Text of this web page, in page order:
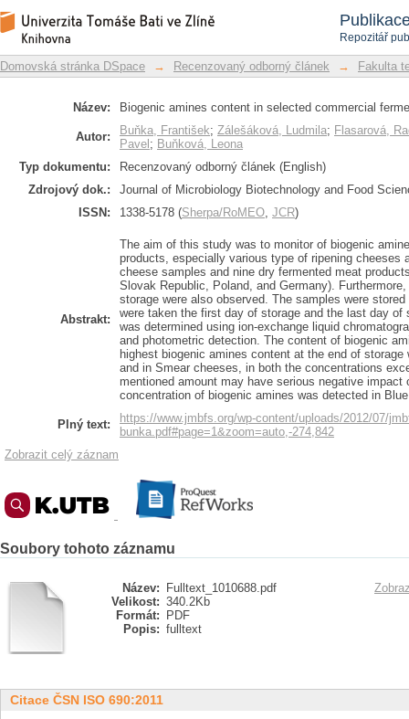
Repozitář
Biogenic amines content in
origin
Repozitář DSpace/Manakin
Domovská stránka DSpace → Recenzovaný odborný článek → Fakulta
Název: Biogenic amines content in selected commercial
Autor: Buňka, František; Zálešáková, Ludmila; Flasarová,
Pavel ; Buňková, Leona
Typ dokumentu:
Recenzovaný odborný článek (English)
Zdrojový dok.:
Journal of Microbiology Biotechnology and Food
ISSN:
1338-5178 (Sherpa/RoMEO, JCR)
Abstrakt:
The aim of this study was to monitor of biogenic
products, especially various type of ripening cheeses
cheese samples and nine dry fermented meat
Slovak Republic, Poland, and Germany).
storage were also observed. The samples were
were taken the first day of storage and the last day
was determined using ion-exchange liquid
and photometric detection. The content of biogenic
highest biogenic amines content at the end of
and in Smear cheeses, in both the concentrations
mentioned amount may have serious negative impact
concentration of biogenic amines was detected in
Plný text:
https://www.jmbfs.org/wp-content/uploads/2012/07/
bunka.pdf#page=1&zoom=auto,-274,842
Zobrazit celý záznam
Soubory tohoto záznamu
Název:
Fulltext_1010688.pdf
Velikost: 340.2Kb
Formát:
PDF
Popis: fulltext
Citace ČSN ISO 690:2011